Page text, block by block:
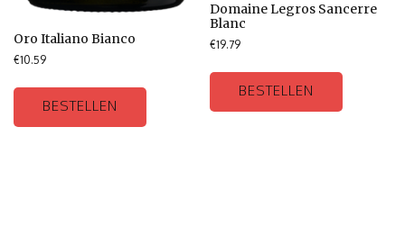
Oro Italiano Bianco
€10.59
BESTELLEN
Domaine Legros Sancerre
Blanc
€19.79
BESTELLEN